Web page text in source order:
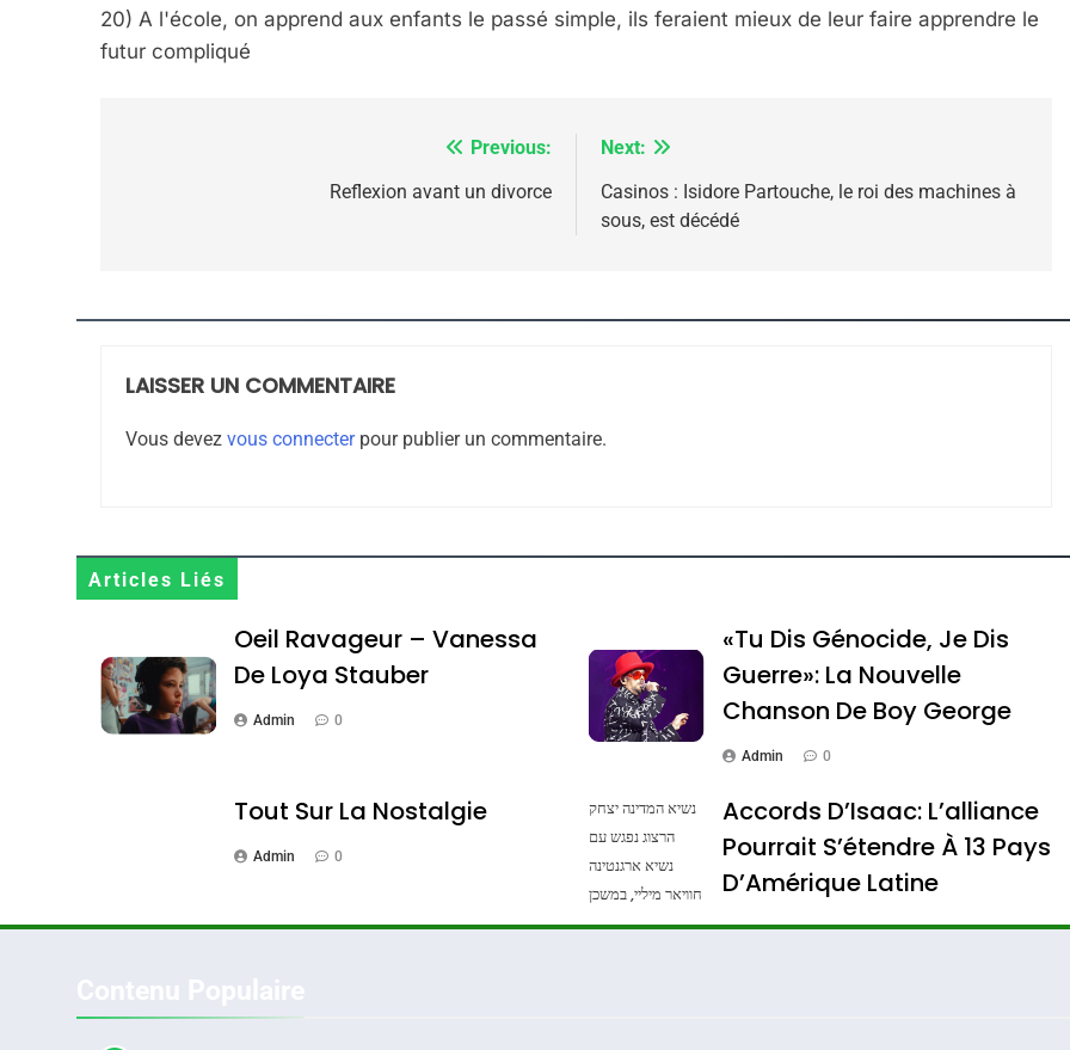
20) A l'école, on apprend aux enfants le passé simple, ils feraient mieux de leur faire apprendre le
futur compliqué
Previous:
Reflexion avant un divorce
Next:
Casinos : Isidore Partouche, le roi des machines à
sous, est décédé
LAISSER UN COMMENTAIRE
Vous devez vous connecterpour publier un commentaire.
Articles Liés
Oeil Ravageur – Vanessa
De Loya Stauber
Admin 0
«Tu Dis Génocide, Je Dis
Guerre»: La Nouvelle
Chanson De Boy George
Admin 0
Tout Sur La Nostalgie
Admin 0
נשיא המדינה יצחק
הרצוג נפגש עם
נשיא ארגנטינה
חוויאר מיליי, במשכן
הנשיא בירושלים.
Accords D’Isaac: L’alliance
Pourrait S’étendre À 13 Pays
D’Amérique Latine
Admin 0
CE QUI NOUS MANQUE – Jacques Hadida
Terroir
Oeil Ravageur – Vanessa De Loya Stauber